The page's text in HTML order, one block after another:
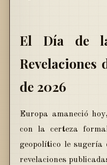
El Día de
Revelaciones
de 2026
Europa amaneció
con la certeza
geopolítico le sugería
revelaciones